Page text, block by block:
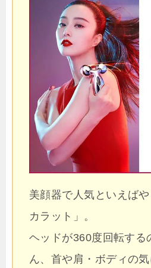
美顔器で人気といえば
カラット」。
ヘッドが360度回転する
ん、首や肩・ボディの